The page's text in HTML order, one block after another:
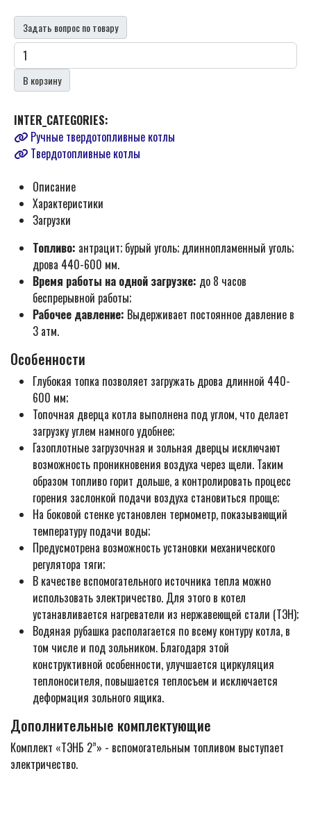
Задать вопрос по товару
В корзину
INTER_CATEGORIES:
Ручные твердотопливные котлы
Твердотопливные котлы
Описание
Характеристики
Загрузки
Топливо: антрацит; бурый уголь; длиннопламенный уголь;
дрова 440-600 мм.
Время работы на одной загрузке: до 8 часов
беспрерывной работы;
Рабочее давление: Выдерживает постоянное давление в
3 атм.
Особенности
Глубокая топка позволяет загружать дрова длинной 440-
600 мм;
Топочная дверца котла выполнена под углом, что делает
загрузку углем намного удобнее;
Газоплотные загрузочная и зольная дверцы исключают
возможность проникновения воздуха через щели. Таким
образом топливо горит дольше, а контролировать процесс
горения заслонкой подачи воздуха становиться проще;
На боковой стенке установлен термометр, показывающий
температуру подачи воды;
Предусмотрена возможность установки механического
регулятора тяги;
В качестве вспомогательного источника тепла можно
использовать электричество. Для этого в котел
устанавливается нагреватели из нержавеющей стали (ТЭН);
Водяная рубашка располагается по всему контуру котла, в
том числе и под зольником. Благодаря этой
конструктивной особенности, улучшается циркуляция
теплоносителя, повышается теплосъем и исключается
деформация зольного ящика.
Дополнительные комплектующие
Комплект «ТЭНБ 2”» - вспомогательным топливом выступает
электричество.